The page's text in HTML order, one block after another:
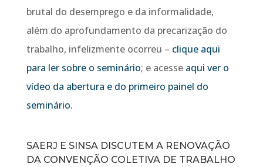
brutal do desemprego e da informalidade,
além do aprofundamento da precarização do
trabalho, infelizmente ocorreu – clique aqui
para ler sobre o seminário; e acesse aqui ver o
vídeo da abertura e do primeiro painel do
seminário.
SAERJ E SINSA DISCUTEM A RENOVAÇÃO
DA CONVENÇÃO COLETIVA DE TRABALHO